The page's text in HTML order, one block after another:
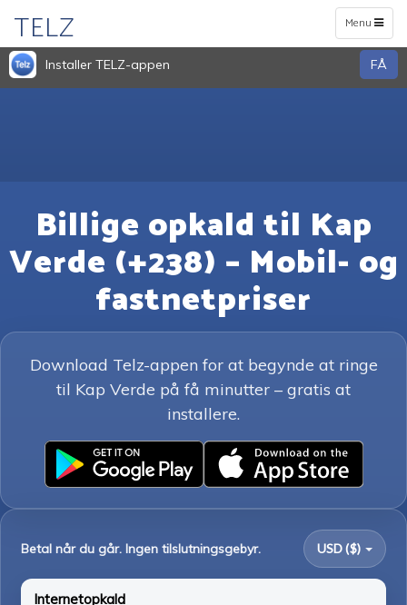
Toggle
navigation
Menu
TELZ
Installer TELZ-appen FÅ
Billige opkald til Kap
Verde (+238) – Mobil- og
fastnetpriser
Download Telz-appen for at begynde at ringe
til Kap Verde på få minutter – gratis at
installere.
Betal når du går. Ingen tilslutningsgebyr. USD ($)
Internetopkald